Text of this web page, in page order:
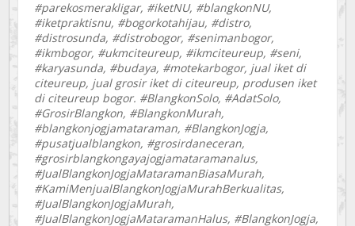
#parekosmerakligar, #iketNU, #blangkonNU,
#iketpraktisnu, #bogorkotahijau, #distro,
#distrosunda, #distrobogor, #senimanbogor,
#ikmbogor, #ukmciteureup, #ikmciteureup, #seni,
#karyasunda, #budaya, #motekarbogor, jual iket di
citeureup, jual grosir iket di citeureup, produsen iket
di citeureup bogor. #BlangkonSolo, #AdatSolo,
#GrosirBlangkon, #BlangkonMurah,
#blangkonjogjamataraman, #BlangkonJogja,
#pusatjualblangkon, #grosirdaneceran,
#grosirblangkongayajogjamataramanalus,
#JualBlangkonJogjaMataramanBiasaMurah,
#KamiMenjualBlangkonJogjaMurahBerkualitas,
#JualBlangkonJogjaMurah,
#JualBlangkonJogjaMataramanHalus, #BlangkonJogja,